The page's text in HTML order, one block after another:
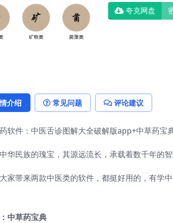
夸克网盘
介绍 常见问题 评论建议
软件：中医舌诊图解大全破解版app+中草药宝
华民族的瑰宝，其源远流长，承载着数千年的智
家带来两款中医类的软件，都挺好用的，有学
中草药宝典